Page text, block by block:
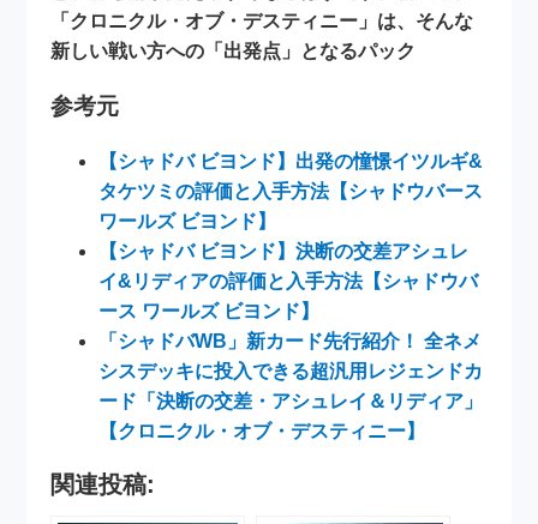
「クロニクル・オブ・デスティニー」は、そんな
新しい戦い方への「出発点」となるパック
参考元
【シャドバ ビヨンド】出発の憧憬イツルギ&
タケツミの評価と入手方法【シャドウバース
ワールズ ビヨンド】
【シャドバ ビヨンド】決断の交差アシュレ
イ&リディアの評価と入手方法【シャドウバ
ース ワールズ ビヨンド】
「シャドバWB」新カード先行紹介！ 全ネメ
シスデッキに投入できる超汎用レジェンドカ
ード「決断の交差・アシュレイ＆リディア」
【クロニクル・オブ・デスティニー】
関連投稿: